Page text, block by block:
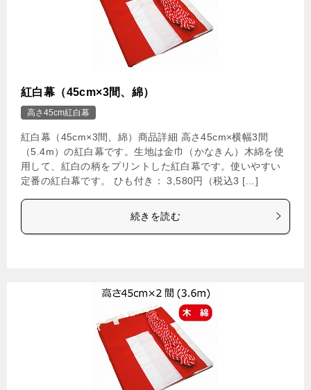
紅白幕（45cm×3間、綿）
高さ45cm紅白幕
紅白幕（45cm×3間、綿）商品詳細 高さ45cm×横幅3間
（5.4m）の紅白幕です。生地は金巾（かなきん）木綿を使
用して、紅白の柄をプリントした紅白幕です。使いやすい
定番の紅白幕です。 ひも付き： 3,580円（税込3 […]
続きを読む